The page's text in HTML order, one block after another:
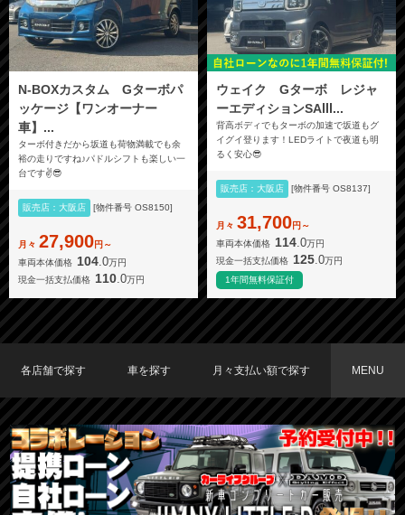
N-BOXカスタム Gターボパ
ッケージ【ワンオーナー
車】...
ターボ付きだから坂道も荷物満載でも余
裕の走りですね♪パドルシフトも楽しい一
台です✌️😎
販売店：大阪店 [物件番号 OS8150]
月々 27,900円～
車両本体価格 104.0万円
現金一括支払価格 110 .0万円
ウェイク Gターボ レジャ
ーエディションSAⅢ...
背高ボディでもターボの加速で坂道もグ
イグイ登ります！LEDライトで夜道も明
るく安心😎
販売店：大阪店 [物件番号 OS8137]
月々 31,700円～
車両本体価格 114.0万円
現金一括支払価格 125 .0万円
1年間無料保証付
各店舗で探す
TOKYO店在庫車両
大阪店在庫車両
福岡店在庫車両
車を探す
車種で探す
メーカーで探す
月々支払い額で探す
〜19,999円
20,000円〜29,999円
30,000円〜39,999円
40,000円〜49,999円
50,000円〜
MENU